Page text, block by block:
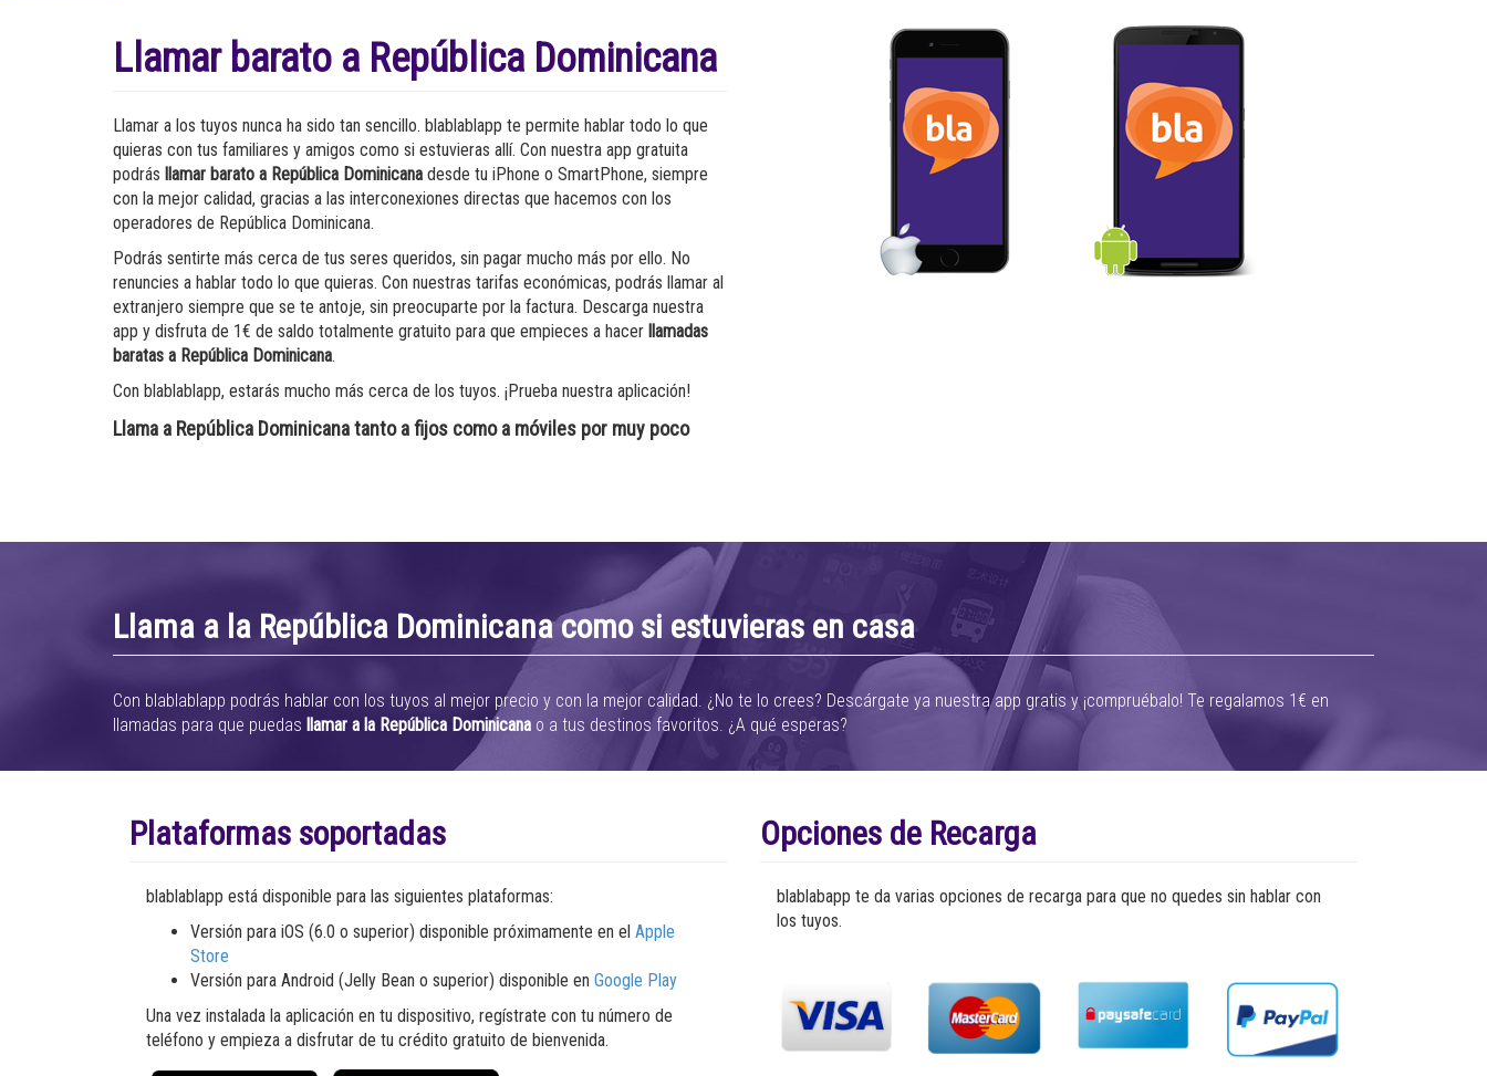
Llamar barato a República Dominicana
Llamar a los tuyos nunca ha sido tan sencillo. blablablapp te permite hablar todo lo que
quieras con tus familiares y amigos como si estuvieras allí. Con nuestra app gratuita
podrás llamar barato a República Dominicana desde tu iPhone o SmartPhone, siempre
con la mejor calidad, gracias a las interconexiones directas que hacemos con los
operadores de República Dominicana.
Podrás sentirte más cerca de tus seres queridos, sin pagar mucho más por ello. No
renuncies a hablar todo lo que quieras. Con nuestras tarifas económicas, podrás llamar al
extranjero siempre que se te antoje, sin preocuparte por la factura. Descarga nuestra
app y disfruta de 1€ de saldo totalmente gratuito para que empieces a hacer llamadas
baratas a República Dominicana.
Con blablablapp, estarás mucho más cerca de los tuyos. ¡Prueba nuestra aplicación!
Llama a República Dominicana tanto a fijos como a móviles por muy poco
Llama a la República Dominicana como si estuvieras en casa
Con blablablapp podrás hablar con los tuyos al mejor precio y con la mejor calidad. ¿No te lo crees? Descárgate ya nuestra app gratis y ¡compruébalo! Te regalamos 1€ en
llamadas para que puedas llamar a la República Dominicana o a tus destinos favoritos. ¿A qué esperas?
Plataformas soportadas
blablablapp está disponible para las siguientes plataformas:
Versión para iOS (6.0 o superior) disponible próximamente en el Apple
Store
Versión para Android (Jelly Bean o superior) disponible en Google Play
Una vez instalada la aplicación en tu dispositivo, regístrate con tu número de
teléfono y empieza a disfrutar de tu crédito gratuito de bienvenida.
Opciones de Recarga
blablabapp te da varias opciones de recarga para que no quedes sin hablar con
los tuyos.